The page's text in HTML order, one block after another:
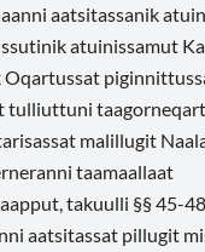
aatsitassanik
atuinissamut
tulliuttuni
malillugit
taamaallaat
takuulli §§ 45-
aatsitassat pillugit